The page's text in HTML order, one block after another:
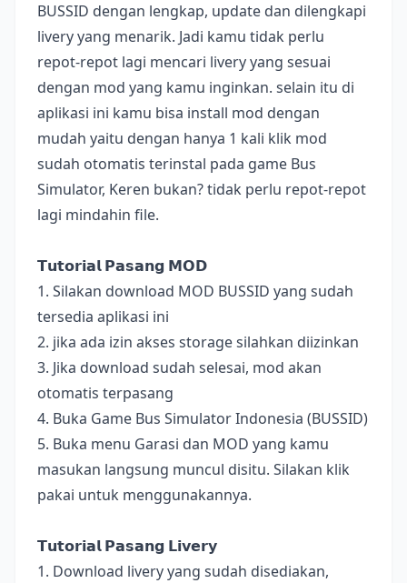
BUSSID dengan lengkap, update dan dilengkapi
livery yang menarik. Jadi kamu tidak perlu
repot-repot lagi mencari livery yang sesuai
dengan mod yang kamu inginkan. selain itu di
aplikasi ini kamu bisa install mod dengan
mudah yaitu dengan hanya 1 kali klik mod
sudah otomatis terinstal pada game Bus
Simulator, Keren bukan? tidak perlu repot-repot
lagi mindahin file.
𝗧𝘂𝘁𝗼𝗿𝗶𝗮𝗹 𝗣𝗮𝘀𝗮𝗻𝗴 𝗠𝗢𝗗
1. Silakan download MOD BUSSID yang sudah
tersedia aplikasi ini
2. jika ada izin akses storage silahkan diizinkan
3. Jika download sudah selesai, mod akan
otomatis terpasang
4. Buka Game Bus Simulator Indonesia (BUSSID)
5. Buka menu Garasi dan MOD yang kamu
masukan langsung muncul disitu. Silakan klik
pakai untuk menggunakannya.
𝗧𝘂𝘁𝗼𝗿𝗶𝗮𝗹 𝗣𝗮𝘀𝗮𝗻𝗴 𝗟𝗶𝘃𝗲𝗿𝘆
1. Download livery yang sudah disediakan,